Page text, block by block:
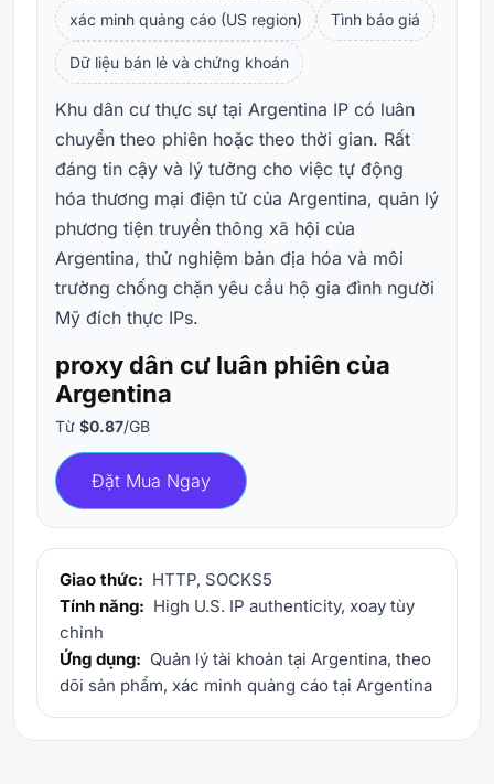
xác minh quảng cáo (US region) Tình báo giá
Dữ liệu bán lẻ và chứng khoán
Khu dân cư thực sự tại Argentina IP có luân
chuyển theo phiên hoặc theo thời gian. Rất
đáng tin cậy và lý tưởng cho việc tự động
hóa thương mại điện tử của Argentina, quản lý
phương tiện truyền thông xã hội của
Argentina, thử nghiệm bản địa hóa và môi
trường chống chặn yêu cầu hộ gia đình người
Mỹ đích thực IPs.
proxy dân cư luân phiên của
Argentina
Từ $0.87/GB
Đặt Mua Ngay
Giao thức: HTTP, SOCKS5
Tính năng: High U.S. IP authenticity, xoay tùy
chỉnh
Ứng dụng: Quản lý tài khoản tại Argentina, theo
dõi sản phẩm, xác minh quảng cáo tại Argentina